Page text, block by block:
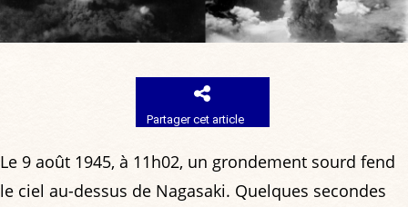
Partager cet article
Le 9 août 1945, à 11h02, un grondement sourd fend
le ciel au-dessus de Nagasaki. Quelques secondes